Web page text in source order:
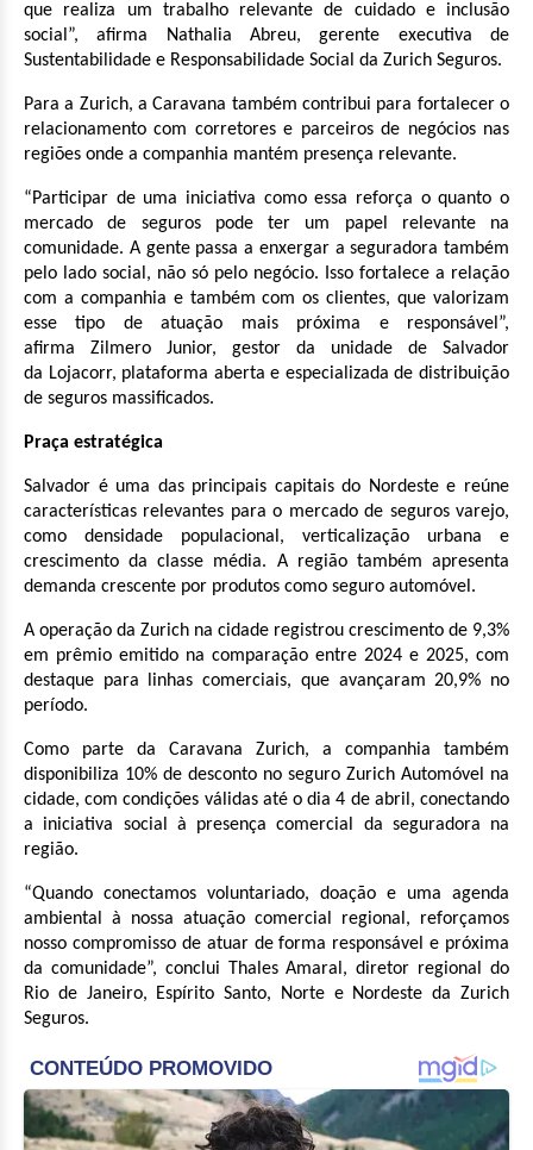
que realiza um trabalho relevante de cuidado e inclusão
social”, afirma Nathalia Abreu, gerente executiva de
Sustentabilidade e Responsabilidade Social da Zurich Seguros.
Para a Zurich, a Caravana também contribui para fortalecer o
relacionamento com corretores e parceiros de negócios nas
regiões onde a companhia mantém presença relevante.
“Participar de uma iniciativa como essa reforça o quanto o
mercado de seguros pode ter um papel relevante na
comunidade. A gente passa a enxergar a seguradora também
pelo lado social, não só pelo negócio. Isso fortalece a relação
com a companhia e também com os clientes, que valorizam
esse tipo de atuação mais próxima e responsável”,
afirma Zilmero Junior, gestor da unidade de Salvador
da Lojacorr, plataforma aberta e especializada de distribuição
de seguros massificados.
Praça estratégica
Salvador é uma das principais capitais do Nordeste e reúne
características relevantes para o mercado de seguros varejo,
como densidade populacional, verticalização urbana e
crescimento da classe média. A região também apresenta
demanda crescente por produtos como seguro automóvel.
A operação da Zurich na cidade registrou crescimento de 9,3%
em prêmio emitido na comparação entre 2024 e 2025, com
destaque para linhas comerciais, que avançaram 20,9% no
período.
Como parte da Caravana Zurich, a companhia também
disponibiliza 10% de desconto no seguro Zurich Automóvel na
cidade, com condições válidas até o dia 4 de abril, conectando
a iniciativa social à presença comercial da seguradora na
região.
“Quando conectamos voluntariado, doação e uma agenda
ambiental à nossa atuação comercial regional, reforçamos
nosso compromisso de atuar de forma responsável e próxima
da comunidade”, conclui Thales Amaral, diretor regional do
Rio de Janeiro, Espírito Santo, Norte e Nordeste da Zurich
Seguros.